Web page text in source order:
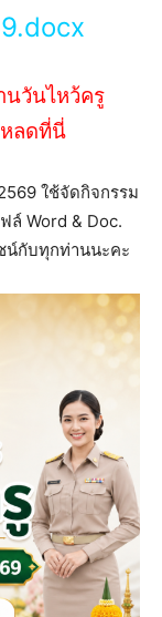
นวันไหว้ครู
ลดที่นี่
ใช้จัดกิจกรรม
ล์ Word & Doc.
น์กับทุกท่านนะคะ